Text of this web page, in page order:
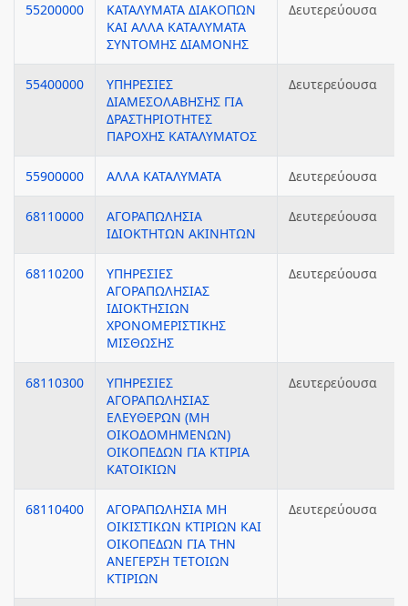
55200000
ΚΑΤΑΛΥΜΑΤΑ ΔΙΑΚΟΠΩΝ
ΚΑΙ ΑΛΛΑ ΚΑΤΑΛΥΜΑΤΑ
ΣΥΝΤΟΜΗΣ ΔΙΑΜΟΝΗΣ
Δευτερεύουσα
55400000
ΥΠΗΡΕΣΙΕΣ
ΔΙΑΜΕΣΟΛΑΒΗΣΗΣ ΓΙΑ
ΔΡΑΣΤΗΡΙΟΤΗΤΕΣ
ΠΑΡΟΧΗΣ ΚΑΤΑΛΥΜΑΤΟΣ
Δευτερεύουσα
55900000 ΑΛΛΑ ΚΑΤΑΛΥΜΑΤΑ Δευτερεύουσα
68110000
ΑΓΟΡΑΠΩΛΗΣΙΑ
ΙΔΙΟΚΤΗΤΩΝ ΑΚΙΝΗΤΩΝ
Δευτερεύουσα
68110200
ΥΠΗΡΕΣΙΕΣ
ΑΓΟΡΑΠΩΛΗΣΙΑΣ
ΙΔΙΟΚΤΗΣΙΩΝ
ΧΡΟΝΟΜΕΡΙΣΤΙΚΗΣ
ΜΙΣΘΩΣΗΣ
Δευτερεύουσα
68110300
ΥΠΗΡΕΣΙΕΣ
ΑΓΟΡΑΠΩΛΗΣΙΑΣ
ΕΛΕΥΘΕΡΩΝ (ΜΗ
ΟΙΚΟΔΟΜΗΜΕΝΩΝ)
ΟΙΚΟΠΕΔΩΝ ΓΙΑ ΚΤΙΡΙΑ
ΚΑΤΟΙΚΙΩΝ
Δευτερεύουσα
68110400
ΑΓΟΡΑΠΩΛΗΣΙΑ ΜΗ
ΟΙΚΙΣΤΙΚΩΝ ΚΤΙΡΙΩΝ ΚΑΙ
ΟΙΚΟΠΕΔΩΝ ΓΙΑ ΤΗΝ
ΑΝΕΓΕΡΣΗ ΤΕΤΟΙΩΝ
ΚΤΙΡΙΩΝ
Δευτερεύουσα